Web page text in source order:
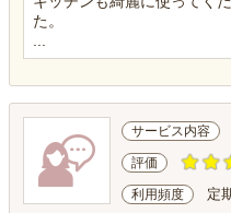
た。
サービス内容
評価
利用頻度 定